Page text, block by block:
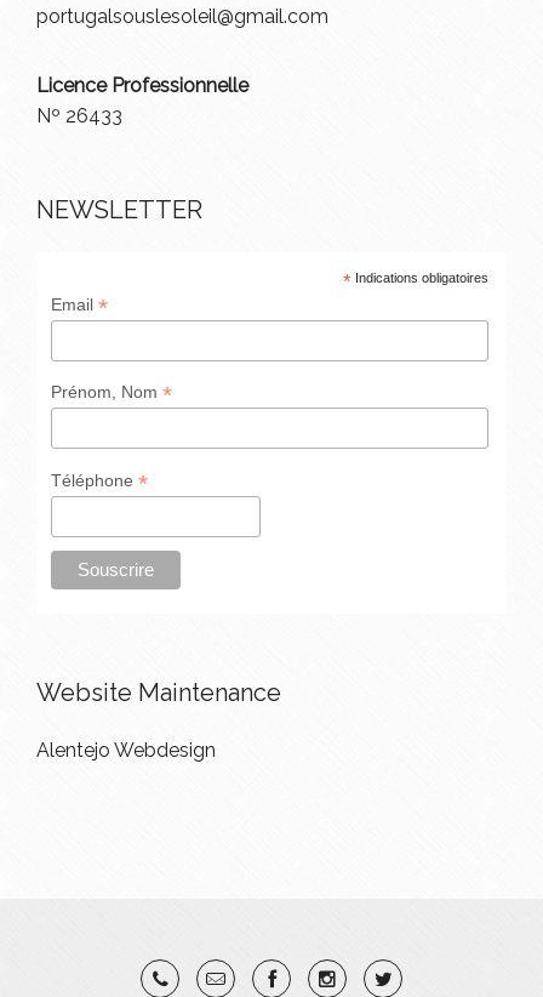
portugalsouslesoleil@gmail.com
Licence Professionnelle
Nº 26433
NEWSLETTER
*Indications obligatoires
Email *
Prénom, Nom *
Téléphone *
Website Maintenance
Alentejo Webdesign